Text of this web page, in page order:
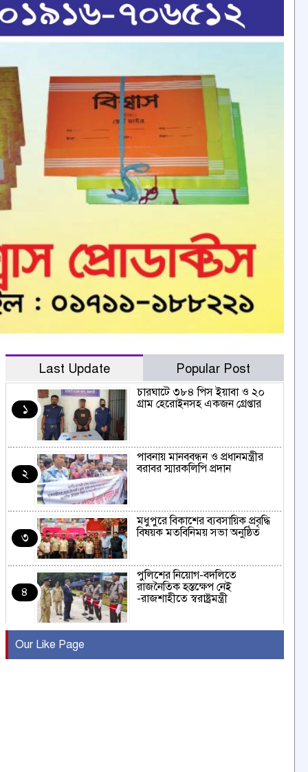
Last Update Popular Post
১
চারঘাটে ৩৮৪ পিস ইয়াবা ও ২০
গ্রাম হেরোইনসহ একজন গ্রেপ্তার
২
পাবনায় মানববন্ধন ও প্রধানমন্ত্রীর
বরাবর স্মারকলিপি প্রদান
৩
মধুপুরে বিকাশের ব্যবসায়িক প্রবৃদ্ধি
বিষয়ক মতবিনিময় সভা অনুষ্ঠিত
৪
পুলিশের নিয়োগ-বদলিতে
রাজনৈতিক হস্তক্ষেপ নেই
-রাজশাহীতে স্বরাষ্ট্রমন্ত্রী
৫
Our Like Page